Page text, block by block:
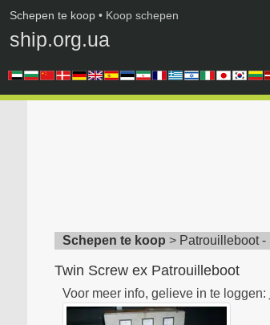
Schepen te koop • Koop schepen
ship.org.ua
Schepen te koop > Patrouilleboot
Twin Screw ex Patrouilleboot
Voor meer info, gelieve in te loggen: